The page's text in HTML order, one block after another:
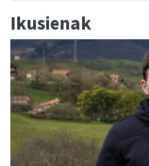
Ikusienak